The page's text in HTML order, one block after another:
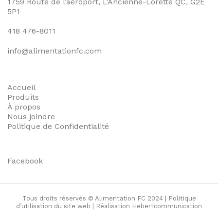
5P1
418 476-8011
info@alimentationfc.com
Accueil
Produits
À propos
Nous joindre
Politique de Confidentialité
Facebook
Tous droits réservés © Alimentation FC 2024 |
Politique
d’utilisation du site web | Réalisation Hebertcommunication